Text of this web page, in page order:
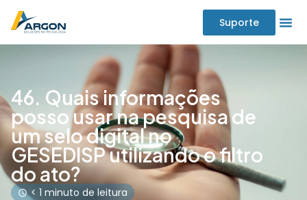
Suporte
46. Quais informações
posso usar na pesquisa de
um selo digital no
GESEDISP utilizando o filtro
do ato?
< 1 minuto de leitura